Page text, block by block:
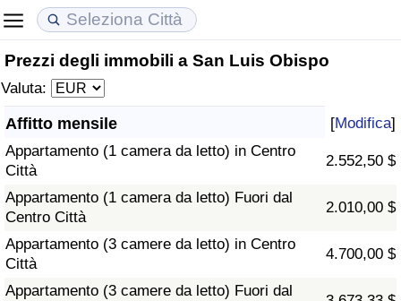
Prezzi degli immobili a San Luis Obispo
Valuta:
Affitto mensile [Modifica]
Appartamento (1 camera da letto) in Centro
Città
2.552,50 $
Appartamento (1 camera da letto) Fuori dal
Centro Città
2.010,00 $
Appartamento (3 camere da letto) in Centro
Città
4.700,00 $
Appartamento (3 camere da letto) Fuori dal
Costo della vita
Indice Del Costo Della Vita (corrente)
Indice Del Costo Della Vita
Indice del Costo della Vita per Nazione
ad Aqaba
Prezzi degli immobili
Indice del Prezzo delle Case (Corrente)
Indice del Prezzo delle Case
Indice del Prezzo delle Case per Nazione
Qualità della Vita
Indice della Qualità della Vita
Indice della Qualità della Vita (Corrente)
Indice della qualità della vita per Paese
Criminalità
Indice del Tasso di Criminalità (Corrente)